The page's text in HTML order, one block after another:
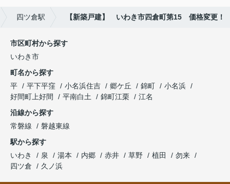
四ツ倉駅 【新築戸建】 いわき市四倉町第15 価格変更！
市区町村から探す
いわき市
町名から探す
平
平下平窪 小名浜住吉 郷ケ丘 錦町
小名浜
好間町上好間
平南白土 錦町江栗
江名
沿線から探す
常磐線
磐越東線
駅から探す
いわき
泉 湯本 内郷 赤井 草野 植田
勿来
四ツ倉
久ノ浜